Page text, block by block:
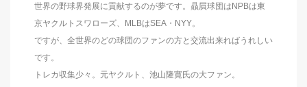
世界の野球界発展に貢献するのが夢です。贔屓球団はNPBは東
京ヤクルトスワローズ、MLBはSEA・NYY。
ですが、全世界のどの球団のファンの方と交流出来ればうれしい
です。
トレカ収集少々。元ヤクルト、池山隆寛氏の大ファン。